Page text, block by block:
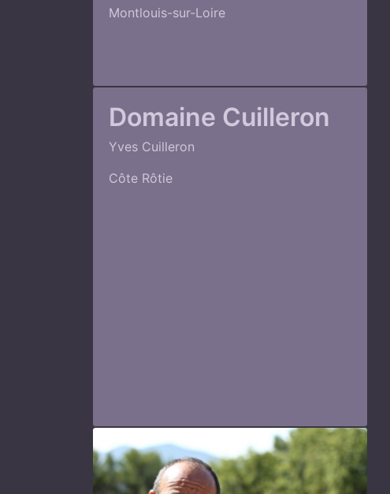
Montlouis-sur-Loire
Domaine Cuilleron
Yves Cuilleron
Côte Rôtie